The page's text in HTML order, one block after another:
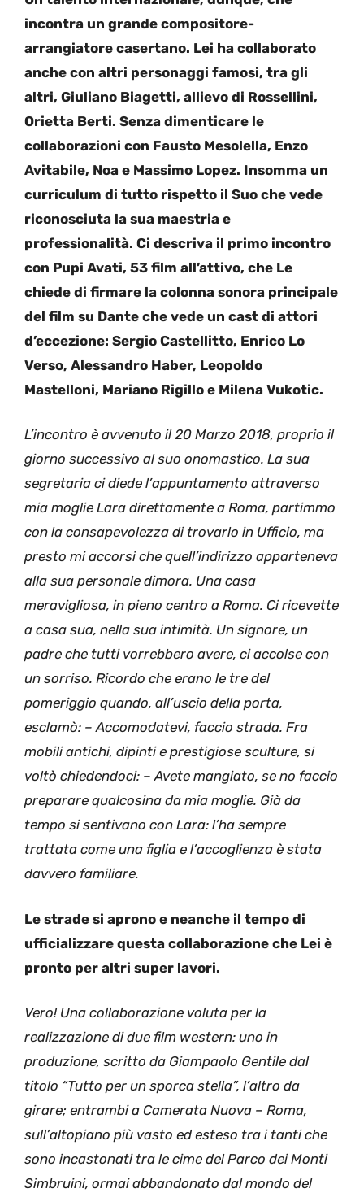
incontra un grande compositore-
arrangiatore casertano. Lei ha collaborato
anche con altri personaggi famosi, tra gli
altri, Giuliano Biagetti, allievo di Rossellini,
Orietta Berti. Senza dimenticare le
collaborazioni con Fausto Mesolella, Enzo
Avitabile, Noa e Massimo Lopez. Insomma un
curriculum di tutto rispetto il Suo che vede
riconosciuta la sua maestria e
professionalità. Ci descriva il primo incontro
con Pupi Avati, 53 film all’attivo, che Le
chiede di firmare la colonna sonora principale
del film su Dante che vede un cast di attori
d’eccezione: Sergio Castellitto, Enrico Lo
Verso, Alessandro Haber, Leopoldo
Mastelloni, Mariano Rigillo e Milena Vukotic.
L’incontro è avvenuto il 20 Marzo 2018, proprio il
giorno successivo al suo onomastico. La sua
segretaria ci diede l’appuntamento attraverso
mia moglie Lara direttamente a Roma, partimmo
con la consapevolezza di trovarlo in Ufficio, ma
presto mi accorsi che quell’indirizzo apparteneva
alla sua personale dimora. Una casa
meravigliosa, in pieno centro a Roma. Ci ricevette
a casa sua, nella sua intimità. Un signore, un
padre che tutti vorrebbero avere, ci accolse con
un sorriso. Ricordo che erano le tre del
pomeriggio quando, all’uscio della porta,
esclamò: – Accomodatevi, faccio strada. Fra
mobili antichi, dipinti e prestigiose sculture, si
voltò chiedendoci: – Avete mangiato, se no faccio
preparare qualcosina da mia moglie. Già da
tempo si sentivano con Lara: l’ha sempre
trattata come una figlia e l’accoglienza è stata
davvero familiare.
Le strade si aprono e neanche il tempo di
ufficializzare questa collaborazione che Lei è
pronto per altri super lavori.
Vero! Una collaborazione voluta per la
realizzazione di due film western: uno in
produzione, scritto da Giampaolo Gentile dal
titolo “Tutto per un sporca stella”, l’altro da
girare; entrambi a Camerata Nuova – Roma,
sull’altopiano più vasto ed esteso tra i tanti che
sono incastonati tra le cime del Parco dei Monti
Simbruini, ormai abbandonato dal mondo del